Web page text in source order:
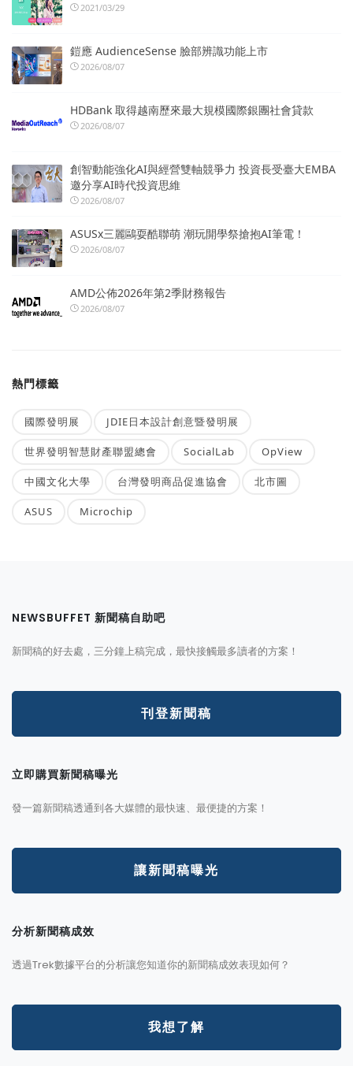
2021/03/29
鎧應 AudienceSense 臉部辨識功能上市
2026/08/07
HDBank 取得越南歷來最大規模國際銀團社會貸款
2026/08/07
創智動能強化AI與經營雙軸競爭力 投資長受臺大EMBA
邀分享AI時代投資思維
2026/08/07
ASUSx三麗鷗耍酷聯萌 潮玩開學祭搶抱AI筆電！
2026/08/07
AMD公佈2026年第2季財務報告
2026/08/07
熱門標籤
國際發明展 JDIE日本設計創意暨發明展
世界發明智慧財產聯盟總會 SocialLab OpView
中國文化大學 台灣發明商品促進協會 北市圖
ASUS Microchip
NEWSBUFFET 新聞稿自助吧
新聞稿的好去處，三分鐘上稿完成，最快接觸最多讀者的方案！
刊登新聞稿
立即購買新聞稿曝光
發一篇新聞稿透通到各大媒體的最快速、最便捷的方案！
讓新聞稿曝光
分析新聞稿成效
透過Trek數據平台的分析讓您知道你的新聞稿成效表現如何？
我想了解